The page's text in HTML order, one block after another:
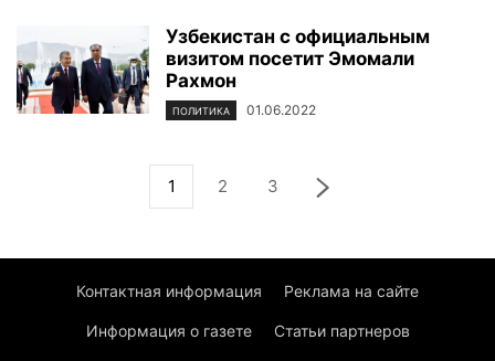
Узбекистан с официальным
визитом посетит Эмомали
Рахмон
ПОЛИТИКА 01.06.2022
1 2 3
Контактная информация Реклама на сайте
Информация о газете Статьи партнеров